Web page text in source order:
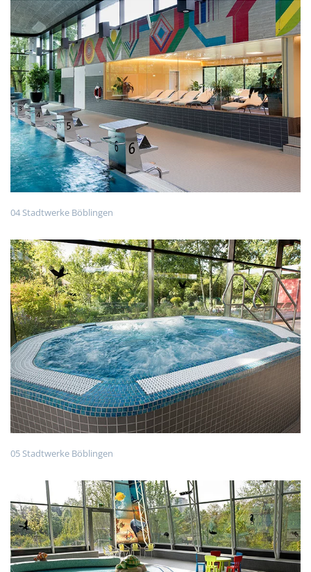
04 Stadtwerke Böblingen
05 Stadtwerke Böblingen